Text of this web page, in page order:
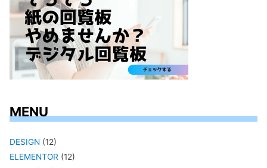
MENU
DESIGN (12)
ELEMENTOR (12)